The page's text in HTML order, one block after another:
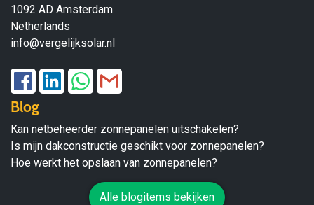
1092 AD Amsterdam
Netherlands
info@vergelijksolar.nl
Blog
Kan netbeheerder zonnepanelen uitschakelen?
Is mijn dakconstructie geschikt voor zonnepanelen?
Hoe werkt het opslaan van zonnepanelen?
Alle blogitems bekijken